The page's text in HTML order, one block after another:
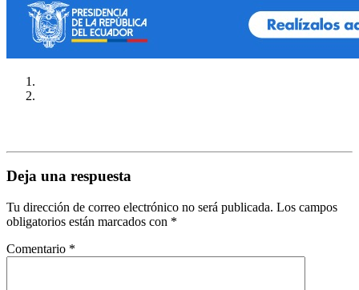
Deja una respuesta
Tu dirección de correo electrónico no será publicada. Los campos
obligatorios están marcados con *
Comentario *